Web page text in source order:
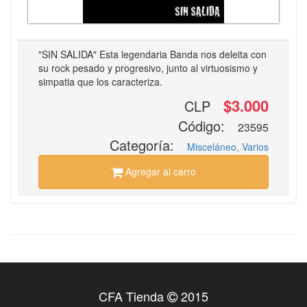
"SIN SALIDA" Esta legendaria Banda nos deleita con
su rock pesado y progresivo, junto al virtuosismo y
simpatia que los caracteriza.
CLP $3.000
Código: 23595
Categoría:
Misceláneo, Varios
Agregar al carro
CFA Tienda 2015